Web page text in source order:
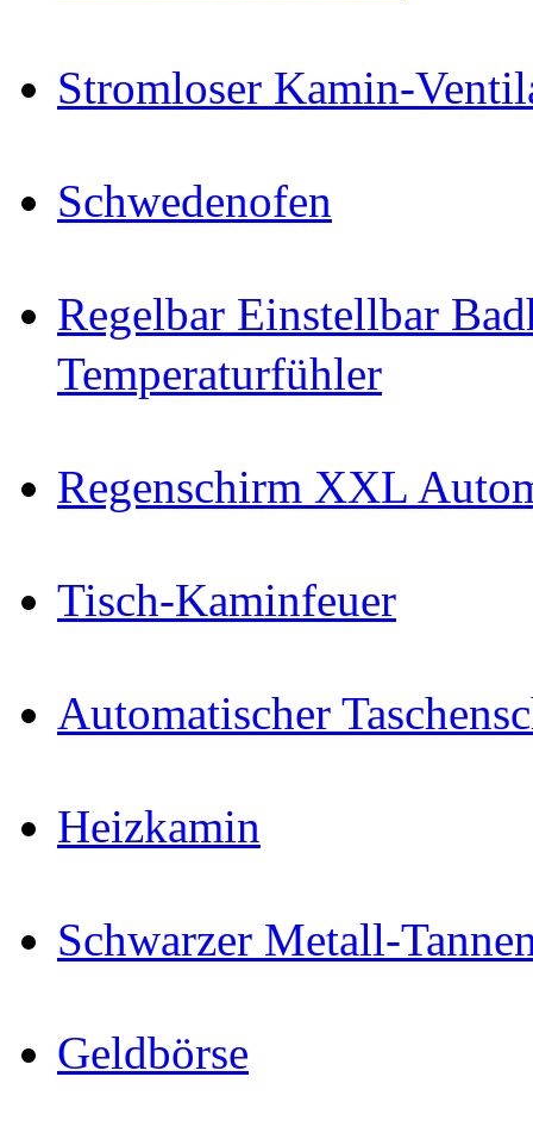
Stromloser Kamin-
Schwedenofen
Regelbar Einstellbar
Temperaturfühler
Regenschirm XXL
Tisch-Kaminfeuer
Automatischer
Heizkamin
Schwarzer Metall-
Geldbörse